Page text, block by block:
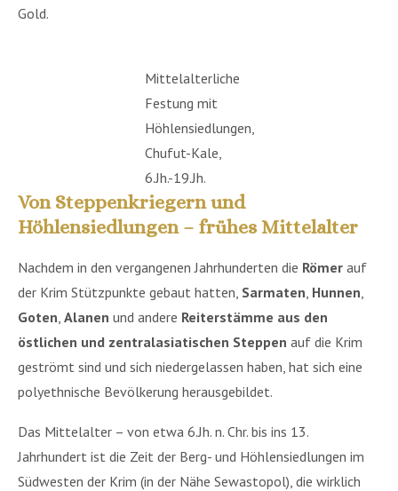
Gold.
Mittelalterliche
Festung mit
Höhlensiedlungen,
Chufut-Kale,
6.Jh.-19.Jh.
Von Steppenkriegern und
Höhlensiedlungen – frühes Mittelalter
Nachdem in den vergangenen Jahrhunderten die Römer auf
der Krim Stützpunkte gebaut hatten, Sarmaten Hunnen
Goten Alanen und andere Reiterstämme aus den
östlichen und zentralasiatischen Steppen auf die Krim
geströmt sind und sich niedergelassen haben, hat sich eine
polyethnische Bevölkerung herausgebildet.
Das Mittelalter – von etwa 6.Jh. n. Chr. bis ins 13.
Jahrhundert ist die Zeit der Berg- und Höhlensiedlungen im
Südwesten der Krim (in der Nähe Sewastopol), die wirklich